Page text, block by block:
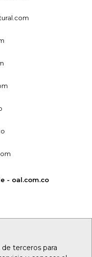
terceros para
- oal.com.co